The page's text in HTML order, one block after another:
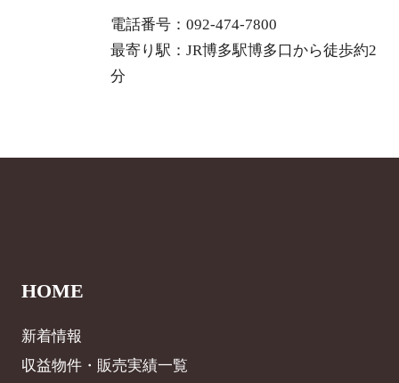
電話番号：092-474-7800
最寄り駅：JR博多駅博多口から徒歩約2
分
HOME
新着情報
収益物件・販売実績一覧